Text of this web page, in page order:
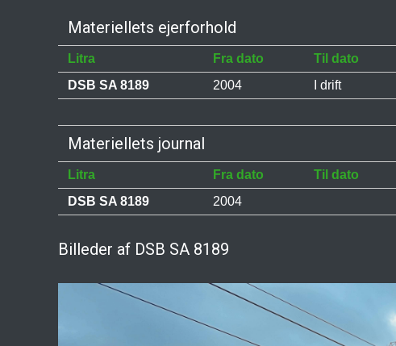
Materiellets ejerforhold
Litra Fra dato Til dato
DSB SA 8189
2004 I drift
Materiellets journal
Litra Fra dato Til dato
DSB SA 8189
2004
Billeder af DSB SA 8189